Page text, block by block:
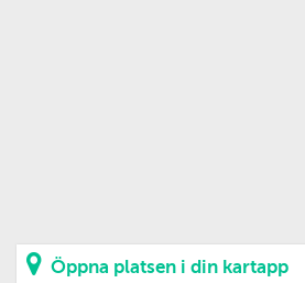
Öppna platsen i din kartapp